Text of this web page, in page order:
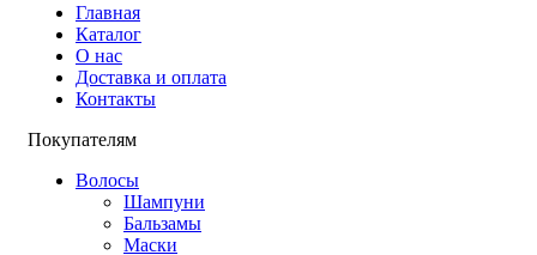
Главная
Каталог
О нас
Доставка и оплата
Контакты
Покупателям
Волосы
Шампуни
Бальзамы
Маски